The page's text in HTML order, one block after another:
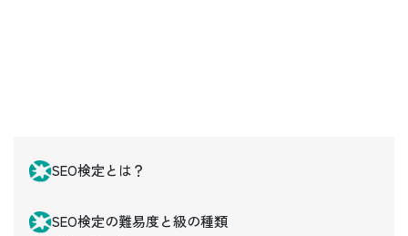
SEO検定とは？
SEO検定の難易度と級の種類